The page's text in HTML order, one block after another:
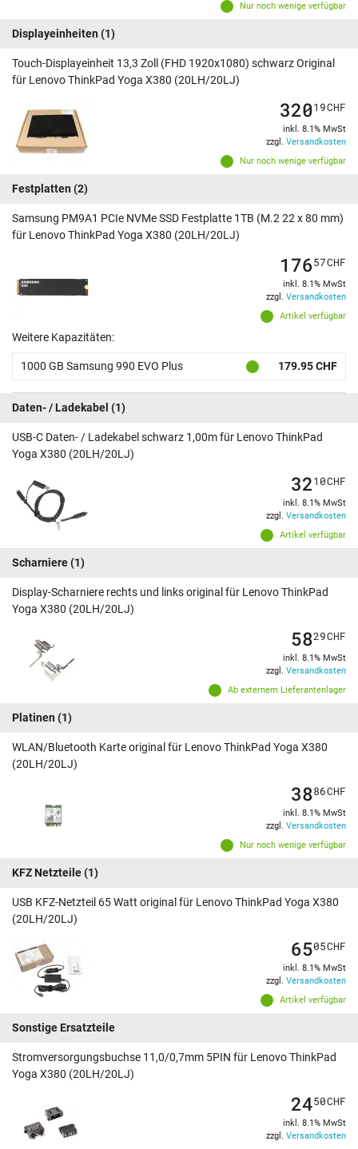
Nur noch wenige verfügbar
Displayeinheiten (1)
Touch-Displayeinheit 13,3 Zoll (FHD 1920x1080) schwarz Original
für Lenovo ThinkPad Yoga X380 (20LH/20LJ)
Nur noch wenige verfügbar
32019CHF
inkl. 8.1% MwSt
zzgl. Versandkosten
Festplatten (2)
Samsung PM9A1 PCIe NVMe SSD Festplatte 1TB (M.2 22 x 80 mm)
für Lenovo ThinkPad Yoga X380 (20LH/20LJ)
Artikel verfügbar
17657CHF
inkl. 8.1% MwSt
zzgl. Versandkosten
Weitere Kapazitäten:
1000 GB Samsung 990 EVO Plus 179.95 CHF
Daten- / Ladekabel (1)
USB-C Daten- / Ladekabel schwarz 1,00m für Lenovo ThinkPad
Yoga X380 (20LH/20LJ)
Artikel verfügbar
3210CHF
inkl. 8.1% MwSt
zzgl. Versandkosten
Scharniere(1)
Display-Scharniere rechts und links original für Lenovo ThinkPad
Yoga X380 (20LH/20LJ)
Ab externem Lieferantenlager
5829CHF
inkl. 8.1% MwSt
zzgl. Versandkosten
Platinen (1)
WLAN/Bluetooth Karte original für Lenovo ThinkPad Yoga X380
(20LH/20LJ)
Nur noch wenige verfügbar
3886CHF
inkl. 8.1% MwSt
zzgl. Versandkosten
KFZ Netzteile(1)
USB KFZ-Netzteil 65 Watt original für Lenovo ThinkPad Yoga X380
(20LH/20LJ)
Artikel verfügbar
6505CHF
inkl. 8.1% MwSt
zzgl. Versandkosten
Sonstige Ersatzteile
Stromversorgungsbuchse 11,0/0,7mm 5PIN für Lenovo ThinkPad
Yoga X380 (20LH/20LJ)
2450CHF
inkl. 8.1% MwSt
zzgl. Versandkosten